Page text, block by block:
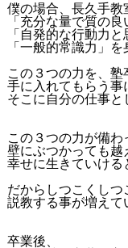
僕の場合、長久手教
「充分な量で質の
「自発的な行動力
「一般的常識力」を
この３つの力を、塾
手に入れてもらう事
そこに自分の仕事と
この３つの力が備わ
壁にぶつかっても越
幸せに生きていける
だからしつこくしつ
説教する事が増えて
卒業後、